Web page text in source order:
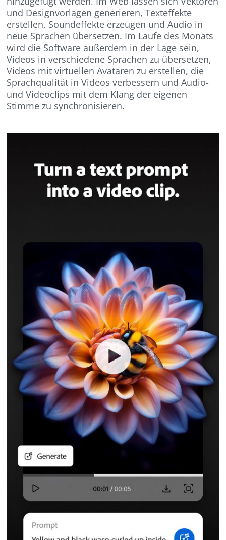
und Designvorlagen generieren, Texteffekte
erstellen, Soundeffekte erzeugen und Audio in
neue Sprachen übersetzen. Im Laufe des Monats
wird die Software außerdem in der Lage sein,
Videos in verschiedene Sprachen zu übersetzen,
Videos mit virtuellen Avataren zu erstellen, die
Sprachqualität in Videos verbessern und Audio-
und Videoclips mit dem Klang der eigenen
Stimme zu synchronisieren.